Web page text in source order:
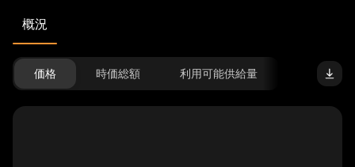
概況
価格 時価総額 利用可能供給量